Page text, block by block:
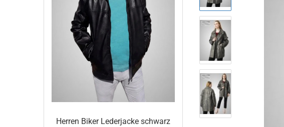
Her­ren Biker Le­der­ja­cke schwarz